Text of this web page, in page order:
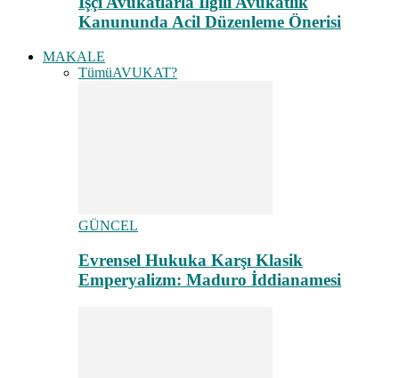
Kanununda Acil Düzenleme Önerisi
MAKALE
TümüAVUKAT?
GÜNCEL
Evrensel Hukuka Karşı Klasik
Emperyalizm: Maduro İddianamesi